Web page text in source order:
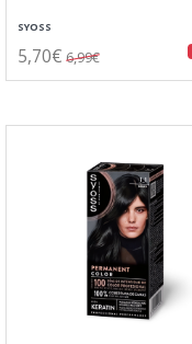
SYOSS
5,70€ 6,99€